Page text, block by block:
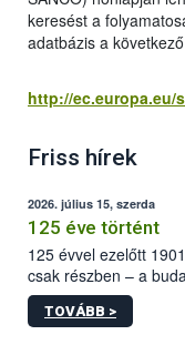
keresést a
adatbázis a
http://
Friss hírek
2026. július 15, szerda
125 éve történt
125 évvel ezelőtt
csak részben – a
állomás a Kis Rókus
tervezett új épületébe.
TOVÁBB >